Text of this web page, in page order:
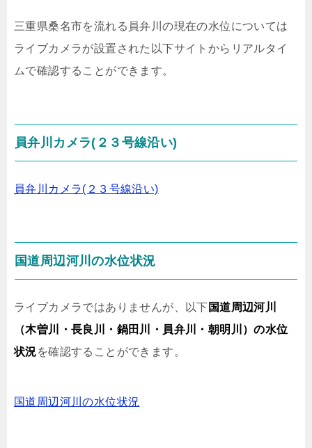
三重県桑名市を流れる員弁川の現在の水位については
ライブカメラが設置された以下サイトからリアルタイ
ムで確認することができます。
員弁川カメラ(２３号線沿い)
員弁川カメラ(２３号線沿い)
国道周辺河川の水位状況
ライブカメラではありませんが、以下 国道周辺河川
（木曽川・長良川・鍋田川・員弁川・朝明川）の水位
状況を確認することができます。
国道周辺河川の水位状況